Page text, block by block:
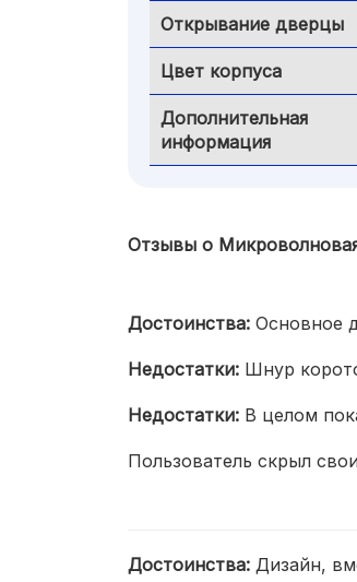
Открывание дверцы
Цвет корпуса
Дополнительная
информация
Отзывы о
Достоинства: Основное
Недостатки: Шнур
Недостатки: В целом
Пользователь скрыл
Достоинства: Дизайн,